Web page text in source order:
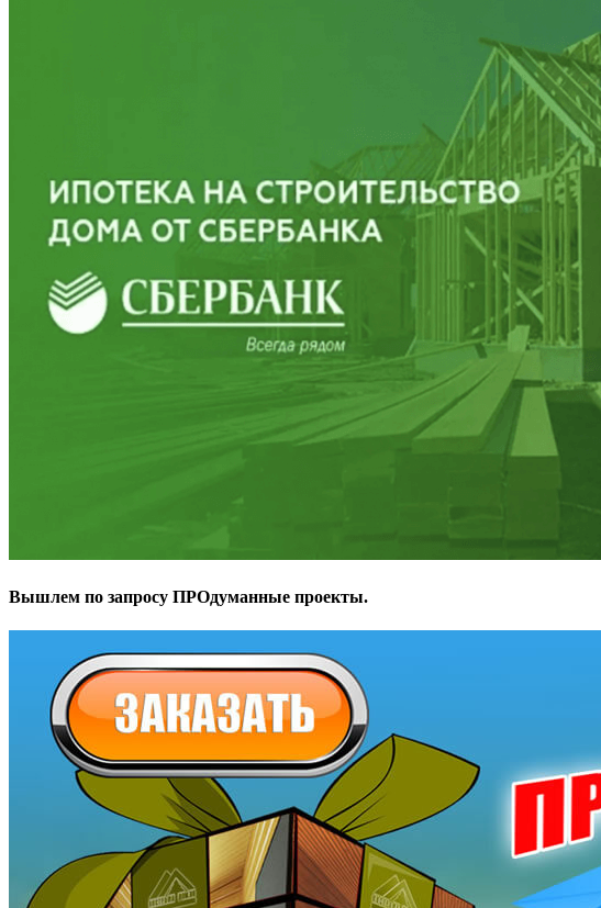
Вышлем по запросу ПРОдуманные проекты.